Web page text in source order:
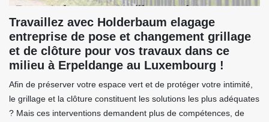
Travaillez avec Holderbaum elagage
entreprise de pose et changement grillage
et de clôture pour vos travaux dans ce
milieu à Erpeldange au Luxembourg !
Afin de préserver votre espace vert et de protéger votre intimité,
le grillage et la clôture constituent les solutions les plus adéquates
? Mais ces interventions demandent plus de compétences, de